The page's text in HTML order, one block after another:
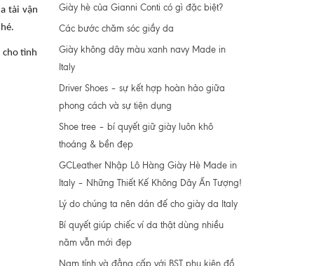
tài vận
cho tình
Giày hè của Gianni Conti có gì đặc biệt?
Các bước chăm sóc giầy da
Giày không dây màu xanh navy Made in
Italy
Driver Shoes – sự kết hợp hoàn hảo giữa
phong cách và sự tiện dụng
Shoe tree – bí quyết giữ giày luôn khô
thoáng & bền đẹp
GCLeather Nhập Lô Hàng Giày Hè Made in
Italy – Những Thiết Kế Không Dây Ấn Tượng!
Lý do chúng ta nên dán đế cho giày da Italy
Bí quyết giúp chiếc ví da thật dùng nhiều
năm vẫn mới đẹp
Nam tính và đẳng cấp với BST phụ kiện đồ